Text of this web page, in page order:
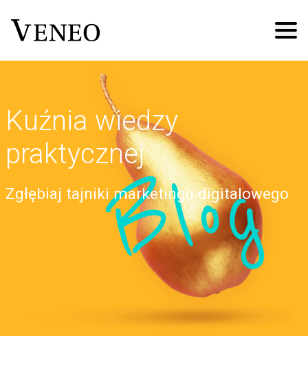
Kuźnia wiedzy
praktycznej
Zgłębiaj tajniki marketingu digitalowego
Blog